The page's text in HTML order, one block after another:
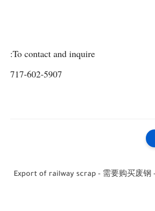
To contact and inquire:
717-602-5907
Export of railway scrap - 需要购买废钢